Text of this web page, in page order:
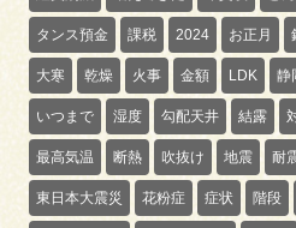
タンス預金 課税 2024 お正月
大寒 乾燥 火事 金額 LDK 静
いつまで 湿度 勾配天井 結露
最高気温 断熱 吹抜け 地震 耐
東日本大震災 花粉症 症状 階段